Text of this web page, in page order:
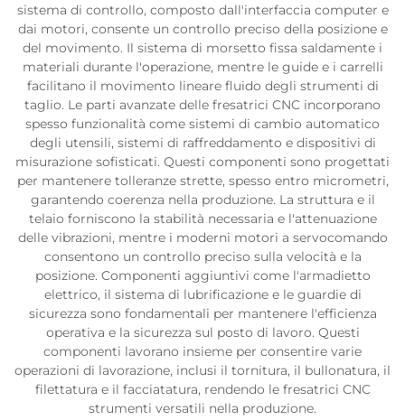
sistema di controllo, composto dall'interfaccia computer e
dai motori, consente un controllo preciso della posizione e
del movimento. Il sistema di morsetto fissa saldamente i
materiali durante l'operazione, mentre le guide e i carrelli
facilitano il movimento lineare fluido degli strumenti di
taglio. Le parti avanzate delle fresatrici CNC incorporano
spesso funzionalità come sistemi di cambio automatico
degli utensili, sistemi di raffreddamento e dispositivi di
misurazione sofisticati. Questi componenti sono progettati
per mantenere tolleranze strette, spesso entro micrometri,
garantendo coerenza nella produzione. La struttura e il
telaio forniscono la stabilità necessaria e l'attenuazione
delle vibrazioni, mentre i moderni motori a servocomando
consentono un controllo preciso sulla velocità e la
posizione. Componenti aggiuntivi come l'armadietto
elettrico, il sistema di lubrificazione e le guardie di
sicurezza sono fondamentali per mantenere l'efficienza
operativa e la sicurezza sul posto di lavoro. Questi
componenti lavorano insieme per consentire varie
operazioni di lavorazione, inclusi il tornitura, il bullonatura, il
filettatura e il facciatatura, rendendo le fresatrici CNC
strumenti versatili nella produzione.